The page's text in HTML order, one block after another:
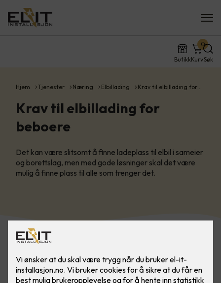
ButikkKurv
0
Søk
Hjem Tjenester Næring Elbillading Krav til elbillading for…
Krav til elbillading for
beboere
Det kan være slitsomt å finne ladeplass til elbil i sameier
og borettslag, men med gode løsninger skal det være
mulig å finne plass til alle som trenger det.